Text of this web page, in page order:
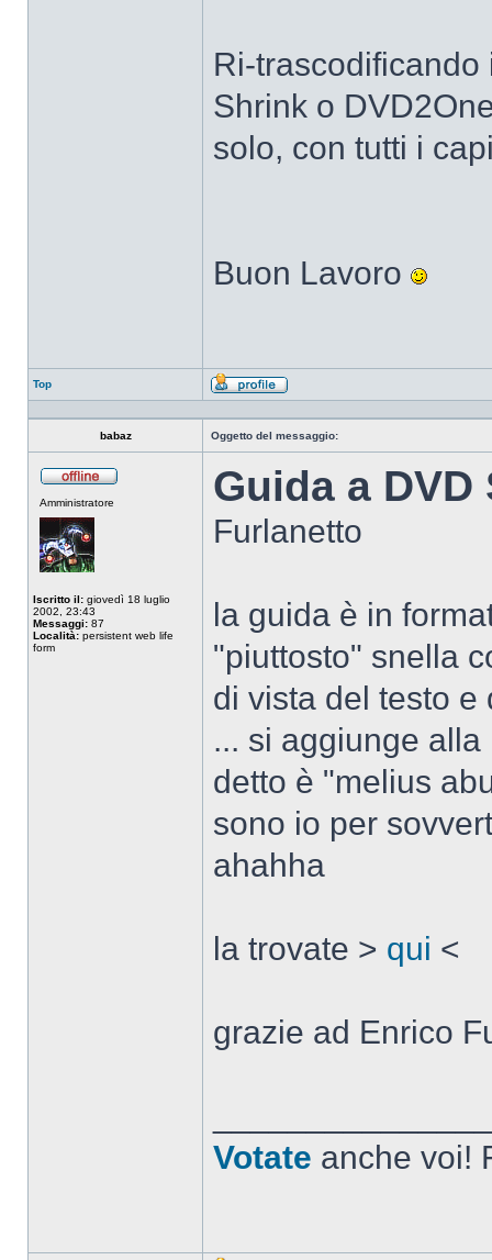
Ri-
Shrink o
solo, con tutti i
Buon Lavoro
Top
Profilo
babaz Oggetto del messaggio:
Amministratore
Iscritto il: giovedì 18 luglio
2002, 23:43
Messaggi: 87
Località: persistent web life
form
Guida a DVD
Furlanetto
la guida è in
"piuttosto" snella
di vista del testo e
... si aggiunge
detto è "melius
sono io per
ahahha
la trovate > qui <
grazie ad Enrico
Votate anche voi!